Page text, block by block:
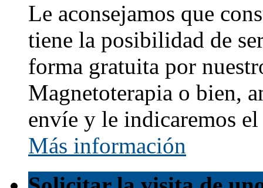
Le aconsejamos que
tiene la posibilidad de
forma gratuita por
Magnetoterapia o bien,
envíe y le indicaremos
Más información